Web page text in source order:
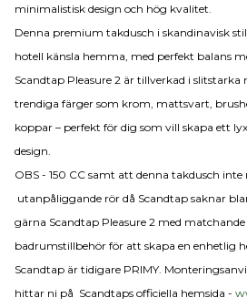
minimalistisk design och hög kvalitet.
Denna premium takdusch i skandinavisk
hotell känsla hemma, med perfekt balans
Scandtap Pleasure 2 är tillverkad i slitstarka
trendiga färger som krom, mattsvart,
koppar – perfekt för dig som vill skapa ett
design.
OBS - 150 CC samt att denna takdusch
utanpåliggande rör då Scandtap saknar
gärna Scandtap Pleasure 2 med
badrumstillbehör för att skapa en enhetlig
Scandtap är tidigare PRIMY.
hittar ni på Scandtaps officiella hemsida -